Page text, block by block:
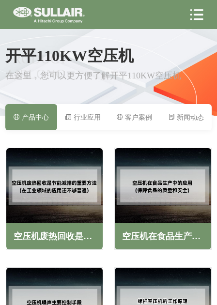
PRODUCT
AIRLONG
开平110KW空压机
在这里，您可以更方便了解开平110KW空压机
产品中心 行业应用 客户案例 新闻动态
空压机废热回收是节能减排的重要方法(在工业领域的应用还不够普遍) 空压机在食品生产中的应用(保障食品的质量和安全)